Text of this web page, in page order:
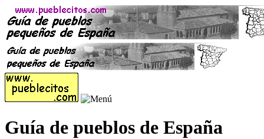
Guía de pueblos de España